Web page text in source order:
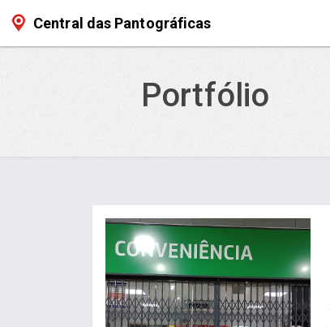
Central das Pantográficas
Portfólio